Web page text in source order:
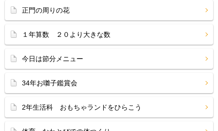
正門の周りの花
１年算数 ２０より大きな数
今日は節分メニュー
34年お囃子鑑賞会
2年生活科 おもちゃランドをひらこう